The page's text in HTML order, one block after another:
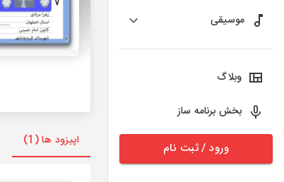
موسیقی
وبلاگ
بخش برنامه ساز
ورود / ثبت نام اپیزود ها (1)